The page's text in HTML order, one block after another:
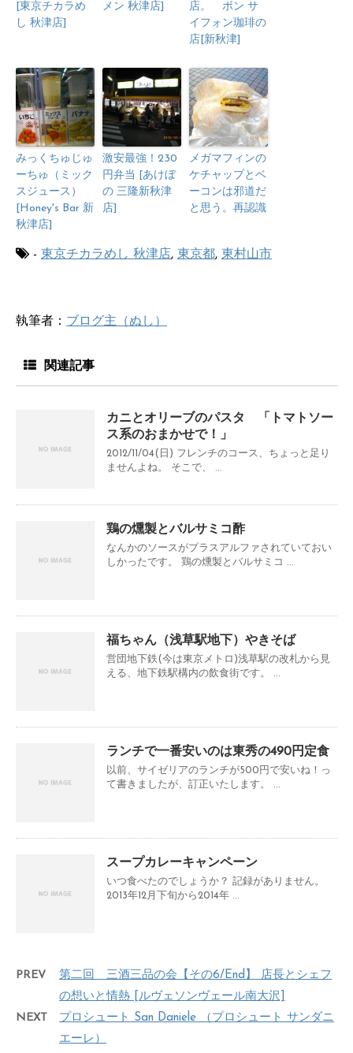
[東京チカラめ
し 秋津店]
メン 秋津店]
店。 ボン サ
イフォン珈琲の
店[新秋津]
みっくちゅじゅ
ーちゅ（ミック
スジュース）
[Honey's Bar 新
秋津店]
激安最強！230
円弁当 [あけぼ
の 三隆新秋津
店]
メガマフィンの
ケチャップとベ
ーコンは邪道だ
と思う。再認識
- 東京チカラめし 秋津店, 東京都, 東村山市
執筆者： ブログ主（ぬし）
関連記事
カニとオリーブのパスタ 「トマトソー
ス系のおまかせで！」
2012/11/04(日) フレンチのコース、ちょっと足り
ませんよね。 そこで、 ...
鶏の燻製とバルサミコ酢
なんかのソースがプラスアルファされていておい
しかったです。 鶏の燻製とバルサミコ ...
福ちゃん（浅草駅地下）やきそば
営団地下鉄(今は東京メトロ)浅草駅の改札から見
える、地下鉄駅構内の飲食街です。 ...
ランチで一番安いのは東秀の490円定食
以前、サイゼリアのランチが500円で安いね！っ
て書きましたが、訂正いたします。 ...
スープカレーキャンペーン
いつ食べたのでしょうか？ 記録がありません。
2013年12月下旬から2014年 ...
PREV
第二回 三酒三品の会【その6/End】 店長とシェフ
の想いと情熱 [ルヴェソンヴェール南大沢]
NEXT
プロシュート San Daniele （プロシュート サンダニ
エーレ）